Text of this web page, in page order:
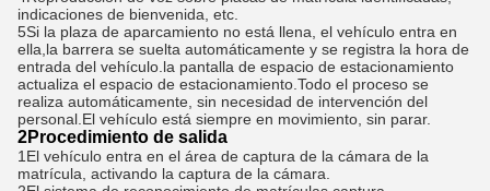
indicaciones de bienvenida, etc.
5Si la plaza de aparcamiento no está llena, el vehículo entra en
ella,la barrera se suelta automáticamente y se registra la hora de
entrada del vehículo.la pantalla de espacio de estacionamiento
actualiza el espacio de estacionamiento.Todo el proceso se
realiza automáticamente, sin necesidad de intervención del
personal.El vehículo está siempre en movimiento, sin parar.
2Procedimiento de salida
1El vehículo entra en el área de captura de la cámara de la
matrícula, activando la captura de la cámara.